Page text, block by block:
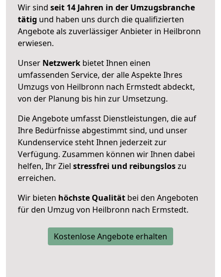
Wir sind seit 14 Jahren in der Umzugsbranche
tätig und haben uns durch die qualifizierten
Angebote als zuverlässiger Anbieter in Heilbronn
erwiesen.
Unser Netzwerk bietet Ihnen einen
umfassenden Service, der alle Aspekte Ihres
Umzugs von Heilbronn nach Ermstedt abdeckt,
von der Planung bis hin zur Umsetzung.
Die Angebote umfasst Dienstleistungen, die auf
Ihre Bedürfnisse abgestimmt sind, und unser
Kundenservice steht Ihnen jederzeit zur
Verfügung. Zusammen können wir Ihnen dabei
helfen, Ihr Ziel stressfrei und reibungsloszu
erreichen.
Wir bieten höchste Qualität bei den Angeboten
für den Umzug von Heilbronn nach Ermstedt.
Kostenlose Angebote erhalten